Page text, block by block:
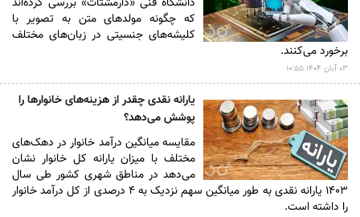
که چگونه مولد‌های متن به تصویر با
کلیشه‌های جنسیتی در زبان‌های مختلف
برخورد می‌کنند.
۰۳ آبان ۱۴۰۴ ۱۰:۵۵
یارانه‌ نقدی چقدر از هزینه‌های خانوار‌ها را
پوشش می‌دهد؟
مقایسه میانگین درآمد خانوار در دهک‌های
مختلف با میزان یارانه کل خانوار نشان
می‌دهد در مناطق شهری کشور طی سال
۱۴۰۳ یارانه نقدی به طور میانگین سهم نزدیک به ۴ درصدی از کل درآمد خانوار
را داشته است.